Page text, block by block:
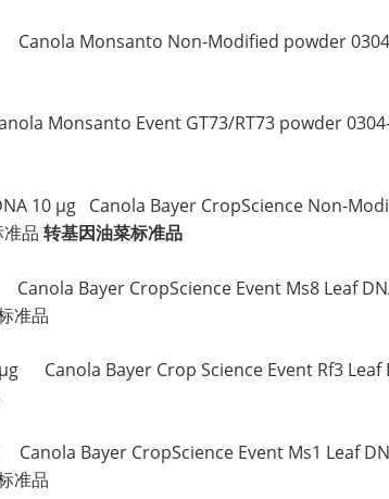
Canola Monsanto Non-Modified powder
Monsanto Event GT73/RT73 powder
10 µg Canola Bayer CropScience Non-
品 转基因油菜标准品
Canola Bayer CropScience Event Ms8
准品
Canola Bayer Crop Science Event Rf3
Canola Bayer CropScience Event Ms1
准品